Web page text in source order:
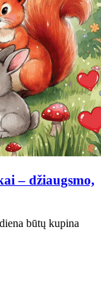
– džiaugsmo,
būtų kupina